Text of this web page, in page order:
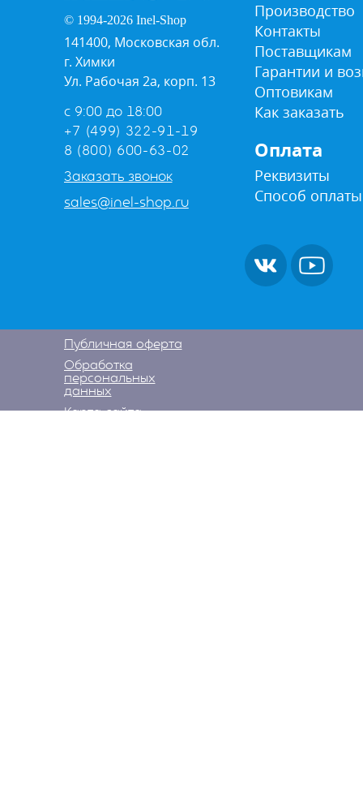
© 1994-2026 Inel-Shop
141400, Московская обл.
г. Химки
Ул. Рабочая 2а, корп. 13
с 9:00 до 18:00
+7 (499) 322-91-19
8 (800) 600-63-02
Заказать звонок
sales@inel-shop.ru
Производство
Контакты
Поставщикам
Гарантии и
Оптовикам
Как заказать
Оплата
Реквизиты
Способ оплаты
Публичная оферта
Обработка
персональных
данных
Карта сайта